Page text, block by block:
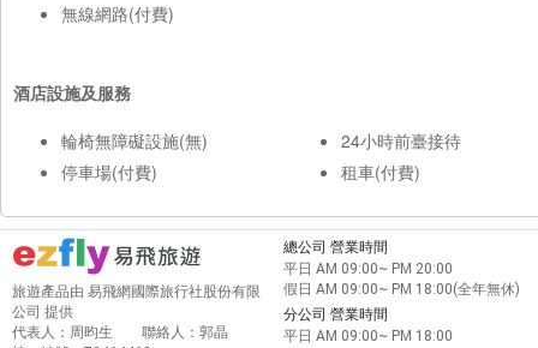
無線網路(付費)
酒店設施及服務
輪椅無障礙設施(無)
停車場(付費)
24小時前臺接待
租車(付費)